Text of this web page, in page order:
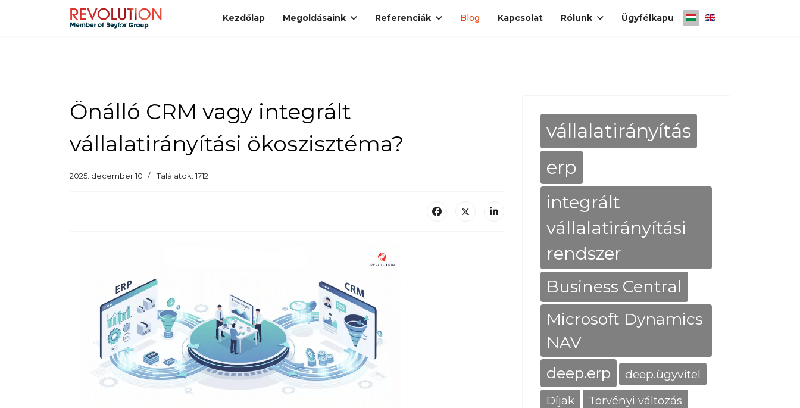
Kezdőlap Megoldásaink Referenciák Blog Kapcsolat Rólunk Ügyfélkapu Válasszon nyelvet
Önálló CRM vagy integrált
vállalatirányítási ökoszisztéma?
2025. december 10 Találatok: 1712
vállalatirányítás
erp
integrált
vállalatirányítási
rendszer
Business Central
Microsoft Dynamics
NAV
deep.erp deep.ügyvitel
Díjak
Törvényi változás